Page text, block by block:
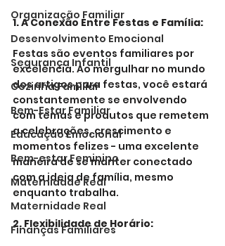
Organização Familiar
Desenvolvimento Emocional
Segurança Infantil
Cozinha Familiar
Bem-Estar Familiar
Educação Emocional
Bem-estar Feminino
Maternidade Real
Maternidade Real
Finanças Familiares
1. A Conexão Entre Festas e Família:
Festas são eventos familiares por
excelência. Ao mergulhar no mundo
dos artigos para festas, você estará
constantemente se envolvendo
com temas e produtos que remetem
a celebrações, crescimento e
momentos felizes - uma excelente
maneira de se manter conectado
com a ideia de família, mesmo
enquanto trabalha.
2. Flexibilidade de Horário: